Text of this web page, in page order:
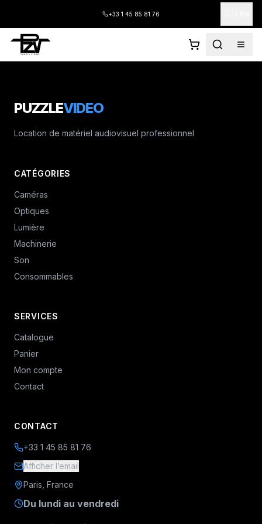
+33 1 45 85 81 76
PUZZLEVIDEO
Location de matériel audiovisuel professionnel
CATÉGORIES
Caméras
Optiques
Lumière
Machinerie
Son
Consommables
SERVICES
Catalogue
Panier
Mon compte
Contact
CONTACT
+33 1 45 85 81 76
Afficher l’email
Paris, France
Du lundi au vendredi